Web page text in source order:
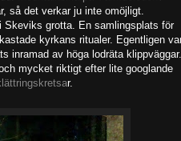
så det verkar ju inte omöjligt.
Skeviks grotta. En samlingsplats för
kyrkans ritualer. Egentligen
inramad av höga lodräta klippväggar.
mycket riktigt efter lite googlande
r.